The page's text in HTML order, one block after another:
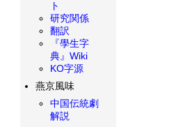
ト
研究関係
翻訳
『學生字
典』Wiki
KO字源
燕京風味
中国伝統劇
解説